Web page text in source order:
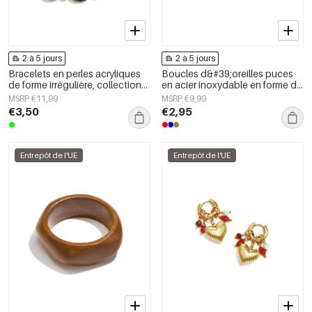
2 à 5 jours
Bracelets en perles acryliques
de forme irrégulière, collection
Simple Daily Simple, bijoux pour
femmes
MSRP €11,99
€3,50
2 à 5 jours
Boucles d&#39;oreilles puces
en acier inoxydable en forme de
cœur, collection Daily Simple,
bijoux pour femmes
MSRP €9,99
€2,95
Entrepôt de l'UE Entrepôt de l'UE